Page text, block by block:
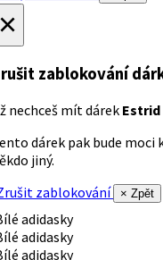
zablokování
nechceš mít dárek
dárek pak bude moci
jiný.
zablokování
× Zpět